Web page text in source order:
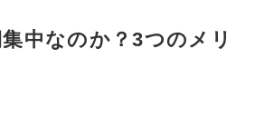
中なのか？3つのメリ